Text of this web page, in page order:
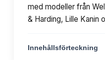
med modeller från
& Harding, Lille Kanin
Innehållsförteckning